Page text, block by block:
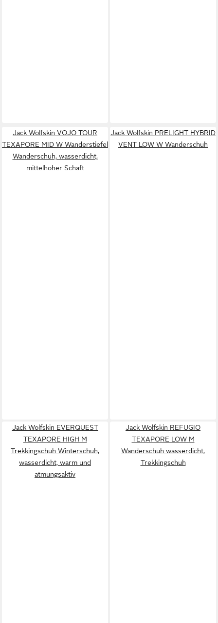
Jack Wolfskin VOJO TOUR
TEXAPORE MID W Wanderstiefel
Wanderschuh, wasserdicht,
mittelhoher Schaft
Jack Wolfskin PRELIGHT HYBRID
VENT LOW W Wanderschuh
Jack Wolfskin EVERQUEST
TEXAPORE HIGH M
Trekkingschuh Winterschuh,
wasserdicht, warm und
atmungsaktiv
Jack Wolfskin REFUGIO
TEXAPORE LOW M
Wanderschuh wasserdicht,
Trekkingschuh